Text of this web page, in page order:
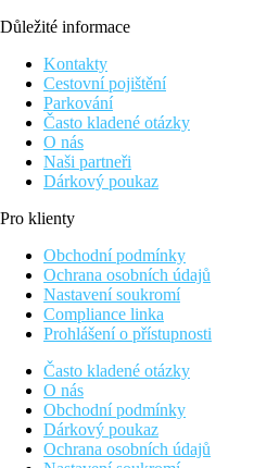
Důležité informace
Kontakty
Cestovní pojištění
Parkování
Často kladené otázky
O nás
Naši partneři
Dárkový poukaz
Pro klienty
Obchodní podmínky
Ochrana osobních údajů
Nastavení soukromí
Compliance linka
Prohlášení o přístupnosti
Často kladené otázky
O nás
Obchodní podmínky
Dárkový poukaz
Ochrana osobních údajů